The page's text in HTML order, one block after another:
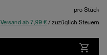
pro Stück
Versand ab 7,99 €/ zuzüglich Steuern